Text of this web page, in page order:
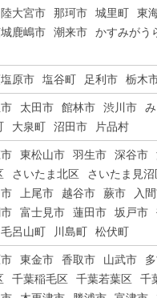
大宮市 那珂市 城里町 東
鹿嶋市 潮来市 かすみがう
原市 塩谷町 足利市 栃木
太田市 館林市 渋川市
大泉町 沼田市 片品村
東松山市 羽生市 深谷市
さいたま北区 さいたま見沼
上尾市 越谷市 蕨市 入
富士見市 蓮田市 坂戸市
毛呂山町 川島町 松伏町
東金市 香取市 山武市
千葉稲毛区 千葉若葉区 千